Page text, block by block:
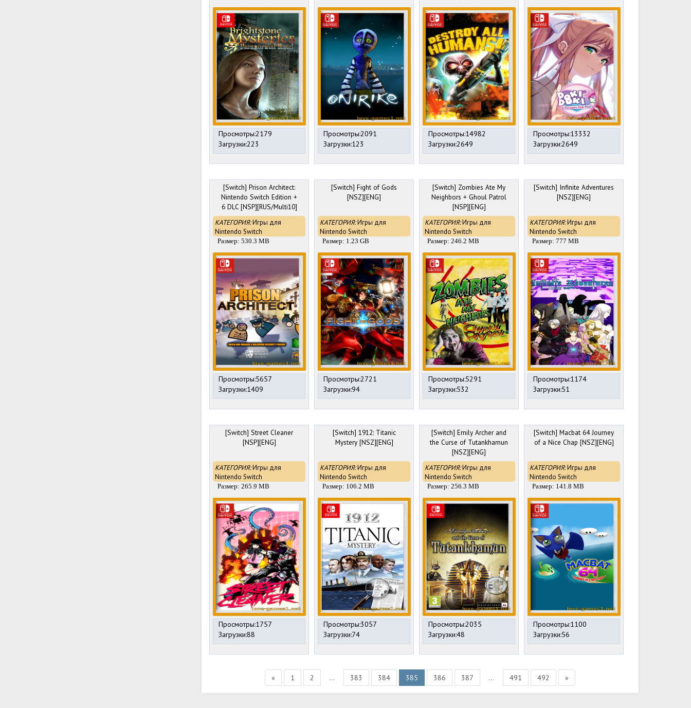
Просмотры:2179
Загрузки:223
Просмотры:2091
Загрузки:123
Просмотры:14982
Загрузки:2649
Просмотры:13332
Загрузки:2649
[Switch] Prison Architect:
Nintendo Switch Edition +
6 DLC [NSP][RUS/Multi10]
КАТЕГОРИЯ:Игры для
Nintendo Switch
Размер: 530.3 MB
Просмотры:5657
Загрузки:1409
[Switch] Fight of Gods
[NSZ][ENG]
КАТЕГОРИЯ:Игры для
Nintendo Switch
Размер: 1.23 GB
Просмотры:2721
Загрузки:94
[Switch] Zombies Ate My
Neighbors + Ghoul Patrol
[NSP][ENG]
КАТЕГОРИЯ:Игры для
Nintendo Switch
Размер: 246.2 MB
Просмотры:5291
Загрузки:532
[Switch] Infinite Adventures
[NSZ][ENG]
КАТЕГОРИЯ:Игры для
Nintendo Switch
Размер: 777 MB
Просмотры:1174
Загрузки:51
[Switch] Street Cleaner
[NSP][ENG]
КАТЕГОРИЯ:Игры для
Nintendo Switch
Размер: 265.9 MB
Просмотры:1757
Загрузки:88
[Switch] 1912: Titanic
Mystery [NSZ][ENG]
КАТЕГОРИЯ:Игры для
Nintendo Switch
Размер: 106.2 MB
Просмотры:3057
Загрузки:74
[Switch] Emily Archer and
the Curse of Tutankhamun
[NSZ][ENG]
КАТЕГОРИЯ:Игры для
Nintendo Switch
Размер: 256.3 MB
Просмотры:2035
Загрузки:48
[Switch] Macbat 64 Journey
of a Nice Chap [NSZ][ENG]
КАТЕГОРИЯ:Игры для
Nintendo Switch
Размер: 141.8 MB
Просмотры:1100
Загрузки:56
« 1 2 ... 383 384 385 386 387 ... 491 492 »